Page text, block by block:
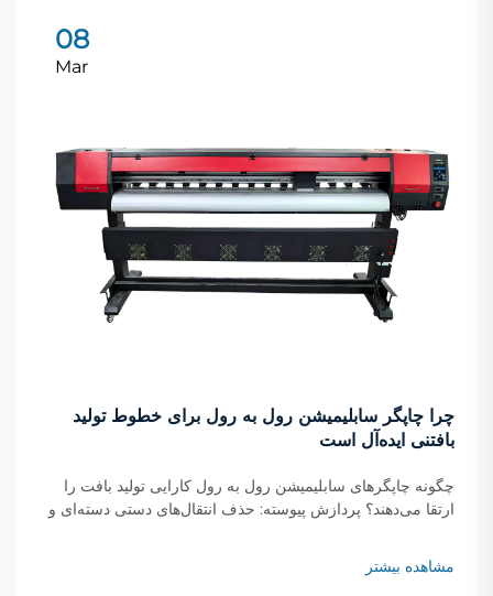
08
Mar
چرا چاپگر سابلیمیشن رول به رول برای خطوط تولید
بافتنی ایده‌آل است
چگونه چاپگرهای سابلیمیشن رول به رول کارایی تولید بافت را
ارتقا می‌دهند؟ پردازش پیوسته: حذف انتقال‌های دستی دسته‌ای و
این انتقال‌های دستی خسته‌کننده دسته‌ای را حذف می‌کنند، زیرا...
مشاهده بیشتر